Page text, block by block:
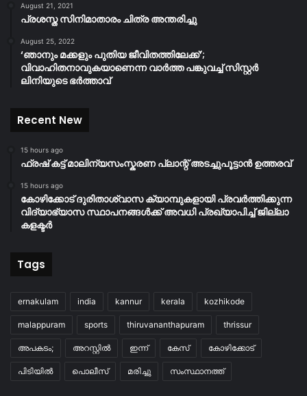
August 21, 2021
പ്രശസ്ത സിനിമാതാരം ചിത്ര അന്തരിച്ചു
August 25, 2022
‘ഞാനും മക്കളും പുതിയ ജീവിതത്തിലേക്ക്’;
വിവാഹിതനാവുകയാണെന്ന വാർത്ത പങ്കുവച്ച് സിസ്റ്റർ
ലിനിയുടെ ഭർത്താവ്
Recent New
15 hours ago
ഫ്രഷ് കട്ട് മാലിന്യസംസ്കരണ പ്ലാന്റ് അടച്ചുപൂട്ടാൻ ഉത്തരവ്
15 hours ago
കോഴിക്കോട് ദുരിതാശ്വാസ ക്യാമ്പുകളായി പ്രവര്‍ത്തിക്കുന്ന
വിദ്യാഭ്യാസ സ്ഥാപനങ്ങള്‍ക്ക് അവധി പ്രഖ്യാപിച്ച് ജില്ലാ
കളക്ടർ
Tags
ernakulam india kannur kerala kozhikode
malappuram sports thiruvananthapuram thrissur
അപകടം; അറസ്റ്റിൽ ഇന്ന് കേസ് കോഴിക്കോട്
പിടിയിൽ പൊലീസ് മരിച്ചു സംസ്ഥാനത്ത്